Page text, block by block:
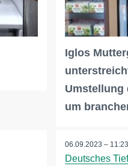
Iglos
Umstellung
um
06.09.2023 – 11:23
Deutsches